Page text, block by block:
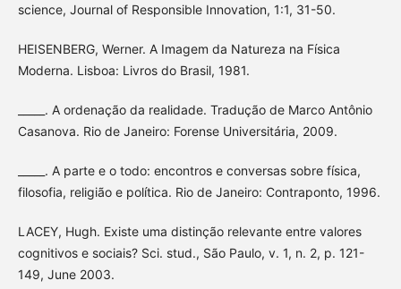
science, Journal of Responsible Innovation, 1:1, 31-50.
HEISENBERG, Werner. A Imagem da Natureza na Física
Moderna. Lisboa: Livros do Brasil, 1981.
_____. A ordenação da realidade. Tradução de Marco Antônio
Casanova. Rio de Janeiro: Forense Universitária, 2009.
_____. A parte e o todo: encontros e conversas sobre física,
filosofia, religião e política. Rio de Janeiro: Contraponto, 1996.
LACEY, Hugh. Existe uma distinção relevante entre valores
cognitivos e sociais? Sci. stud., São Paulo, v. 1, n. 2, p. 121-
149, June 2003.